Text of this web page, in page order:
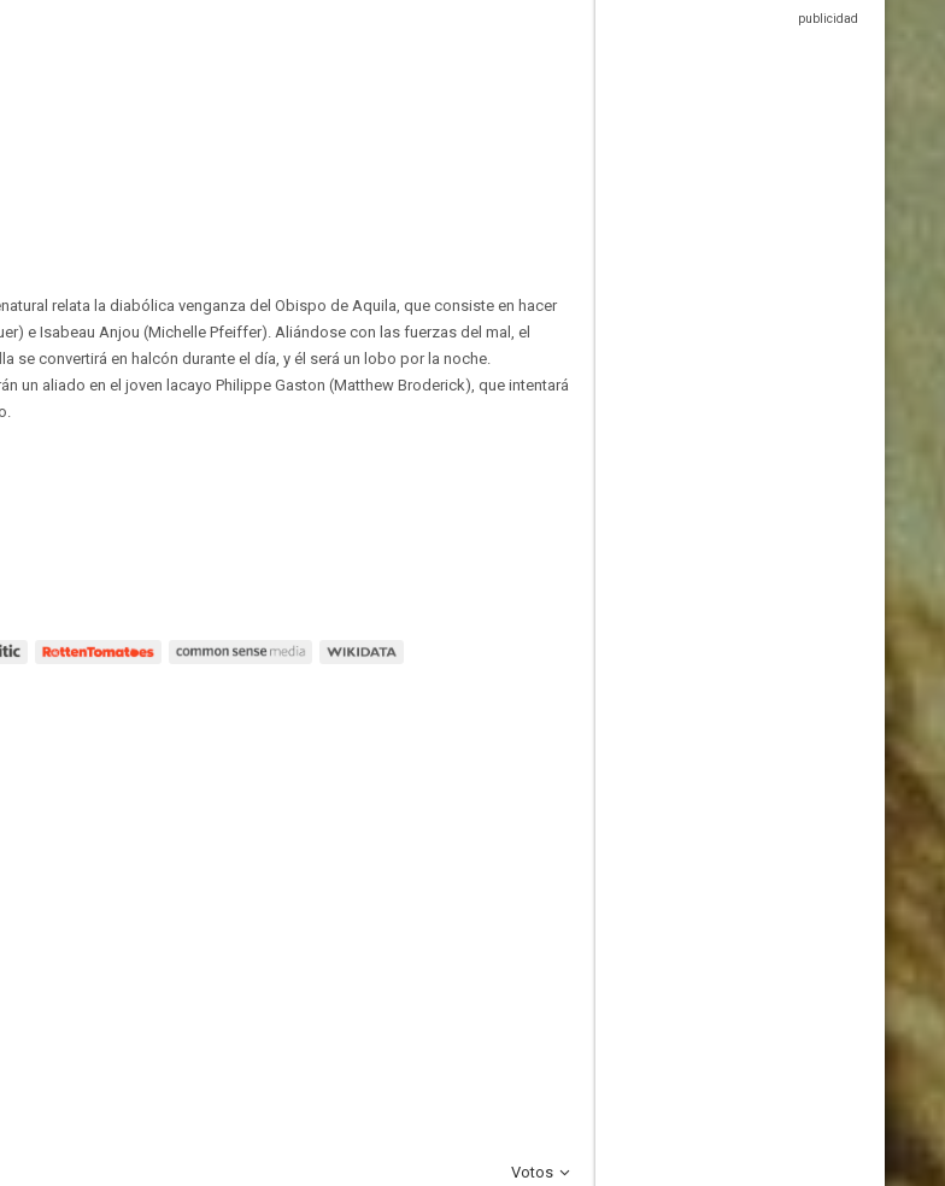
relata la diabólica venganza del Obispo de Aquila, que consiste en hacer
e Isabeau Anjou (Michelle Pfeiffer). Aliándose con las fuerzas del mal, el
se convertirá en halcón durante el día, y él será un lobo por la noche.
un aliado en el joven lacayo Philippe Gaston (Matthew Broderick), que intentará
Votos